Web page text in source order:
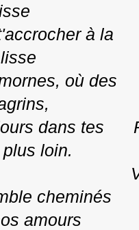
à la
où des
dans tes
loin.
cheminés
amours